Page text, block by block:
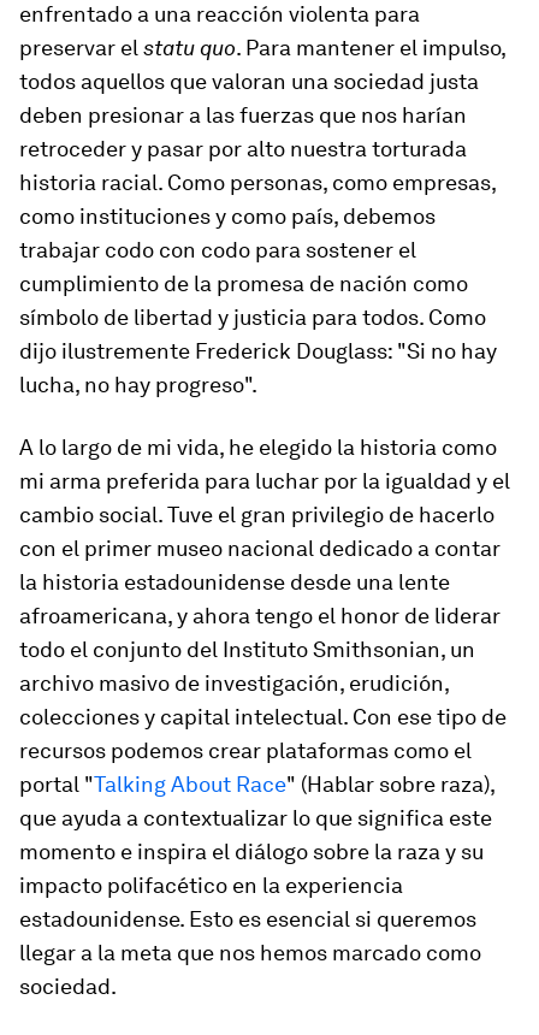
enfrentado a una reacción violenta para
preservar el statu quo. Para mantener el impulso,
todos aquellos que valoran una sociedad justa
deben presionar a las fuerzas que nos harían
retroceder y pasar por alto nuestra torturada
historia racial. Como personas, como empresas,
como instituciones y como país, debemos
trabajar codo con codo para sostener el
cumplimiento de la promesa de nación como
símbolo de libertad y justicia para todos. Como
dijo ilustremente Frederick Douglass: "Si no hay
lucha, no hay progreso".
A lo largo de mi vida, he elegido la historia como
mi arma preferida para luchar por la igualdad y el
cambio social. Tuve el gran privilegio de hacerlo
con el primer museo nacional dedicado a contar
la historia estadounidense desde una lente
afroamericana, y ahora tengo el honor de liderar
todo el conjunto del Instituto Smithsonian, un
archivo masivo de investigación, erudición,
colecciones y capital intelectual. Con ese tipo de
recursos podemos crear plataformas como el
portal "Talking About Race" (Hablar sobre raza),
que ayuda a contextualizar lo que significa este
momento e inspira el diálogo sobre la raza y su
impacto polifacético en la experiencia
estadounidense. Esto es esencial si queremos
llegar a la meta que nos hemos marcado como
sociedad.